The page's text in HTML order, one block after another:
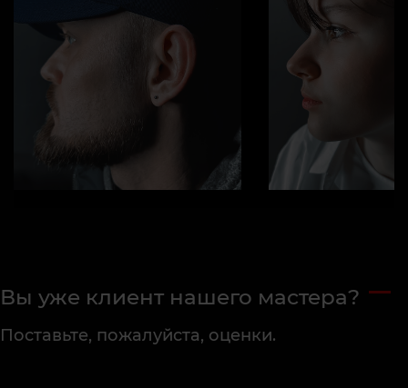
Вы уже клиент нашего мастера?
Поставьте, пожалуйста, оценки.